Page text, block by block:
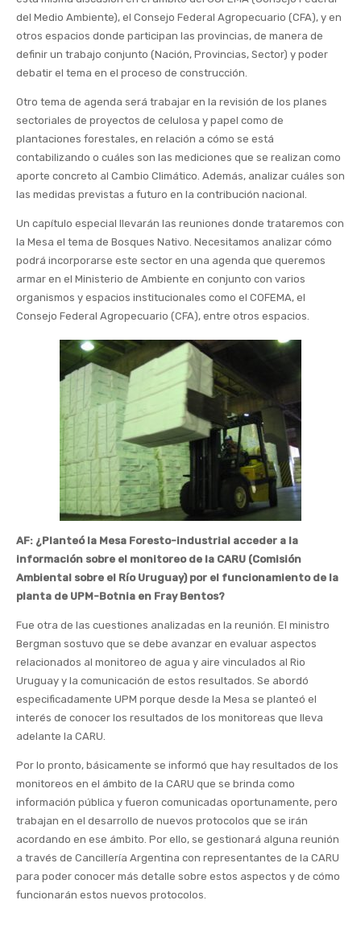
del Medio Ambiente), el Consejo Federal Agropecuario (CFA), y en
otros espacios donde participan las provincias, de manera de
definir un trabajo conjunto (Nación, Provincias, Sector) y poder
debatir el tema en el proceso de construcción.
Otro tema de agenda será trabajar en la revisión de los planes
sectoriales de proyectos de celulosa y papel como de
plantaciones forestales, en relación a cómo se está
contabilizando o cuáles son las mediciones que se realizan como
aporte concreto al Cambio Climático. Además, analizar cuáles son
las medidas previstas a futuro en la contribución nacional.
Un capítulo especial llevarán las reuniones donde trataremos con
la Mesa el tema de Bosques Nativo. Necesitamos analizar cómo
podrá incorporarse este sector en una agenda que queremos
armar en el Ministerio de Ambiente en conjunto con varios
organismos y espacios institucionales como el COFEMA, el
Consejo Federal Agropecuario (CFA), entre otros espacios.
AF: ¿Planteó la Mesa Foresto-industrial acceder a la
información sobre el monitoreo de la CARU (Comisión
Ambiental sobre el Río Uruguay) por el funcionamiento de la
planta de UPM-Botnia en Fray Bentos?
Fue otra de las cuestiones analizadas en la reunión. El ministro
Bergman sostuvo que se debe avanzar en evaluar aspectos
relacionados al monitoreo de agua y aire vinculados al Rio
Uruguay y la comunicación de estos resultados. Se abordó
especificadamente UPM porque desde la Mesa se planteó el
interés de conocer los resultados de los monitoreas que lleva
adelante la CARU.
Por lo pronto, básicamente se informó que hay resultados de los
monitoreos en el ámbito de la CARU que se brinda como
información pública y fueron comunicadas oportunamente, pero
trabajan en el desarrollo de nuevos protocolos que se irán
acordando en ese ámbito. Por ello, se gestionará alguna reunión
a través de Cancillería Argentina con representantes de la CARU
para poder conocer más detalle sobre estos aspectos y de cómo
funcionarán estos nuevos protocolos.